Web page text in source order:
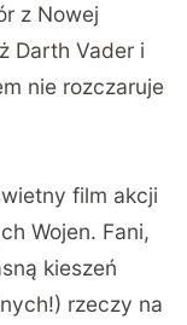
z Nowej
Darth Vader i
nie rozczaruje
film akcji
Wojen. Fani,
kieszeń
rzeczy na